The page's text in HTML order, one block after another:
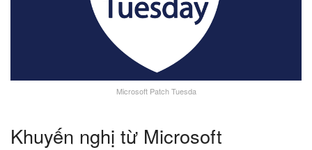
Microsoft Patch Tuesda
Khuyến nghị từ Microsoft